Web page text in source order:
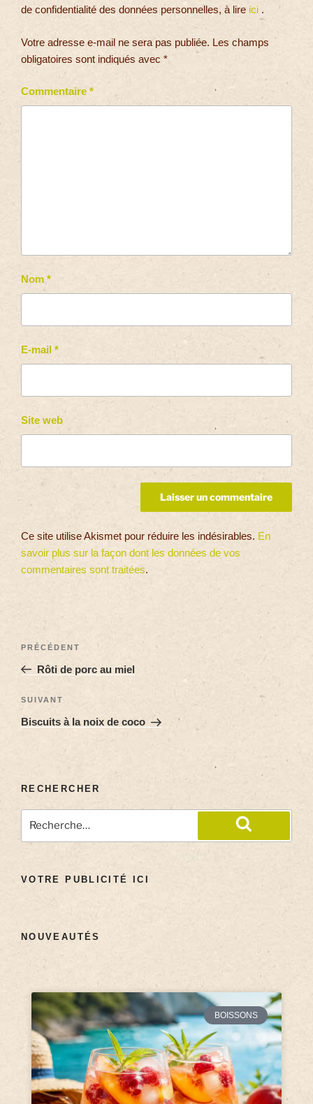
de confidentialité des données personnelles, à lire ici .
Votre adresse e-mail ne sera pas publiée. Les champs
obligatoires sont indiqués avec *
Commentaire *
Nom *
E-mail *
Site web
Ce site utilise Akismet pour réduire les indésirables. En
savoir plus sur la façon dont les données de vos
commentaires sont traitées.
PRÉCÉDENT
Rôti de porc au miel
SUIVANT
Biscuits à la noix de coco
RECHERCHER
VOTRE PUBLICITÉ ICI
NOUVEAUTÉS
BOISSONS